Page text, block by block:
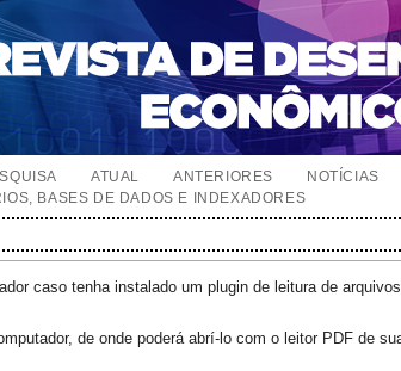
ATUAL ANTERIORES NOTÍCIAS
BASES DE DADOS E INDEXADORES
caso tenha instalado um plugin de leitura de
de onde poderá abrí-lo com o leitor PDF de